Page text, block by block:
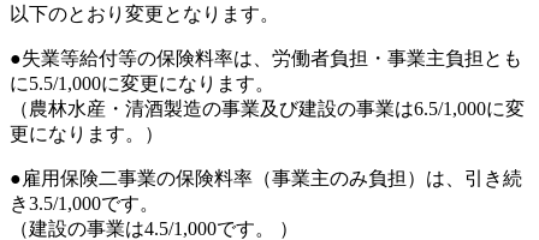
以下のとおり変更となります。
●失業等給付等の保険料率は、労働者負担・事業主負担とも
に5.5/1,000に変更になります。
（農林水産・清酒製造の事業及び建設の事業は6.5/1,000に変
更になります。）
●雇用保険二事業の保険料率（事業主のみ負担）は、引き続
き3.5/1,000です。
（建設の事業は4.5/1,000です。 ）